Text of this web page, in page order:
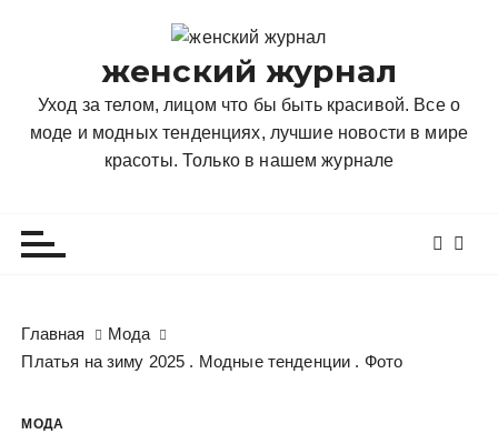
женский журнал
Уход за телом, лицом что бы быть красивой. Все о
моде и модных тенденциях, лучшие новости в мире
красоты. Только в нашем журнале
Главная
Мода
Платья на зиму 2025 . Модные тенденции . Фото
МОДА